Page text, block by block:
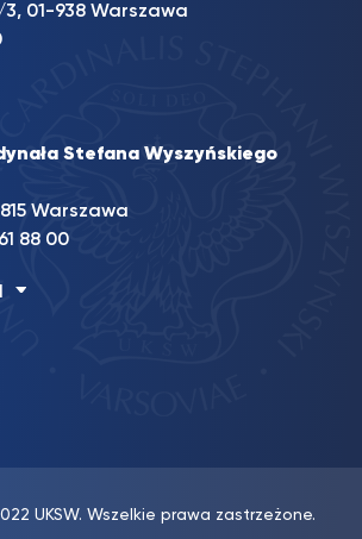
01-938 Warszawa
Stefana Wyszyńskiego
Warszawa
88 00
UKSW. Wszelkie prawa zastrzeżone.